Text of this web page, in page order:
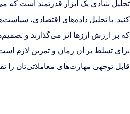
تحلیل بنیادی یک ابزار قدرتمند است که
کنید. با تحلیل داده‌های اقتصادی،
که بر ارزش ارزها اثر می‌گذارند و
برای تسلط بر آن زمان و تمرین لازم
قابل توجهی مهارت‌های معاملاتی‌تان